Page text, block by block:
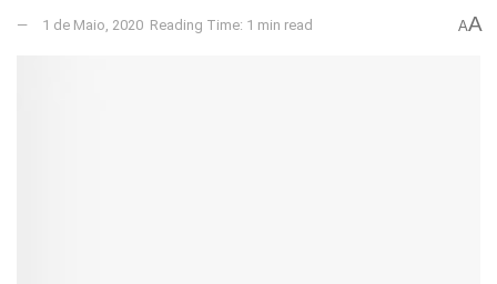
1 de Maio, 2020 Reading Time: 1 min read AA